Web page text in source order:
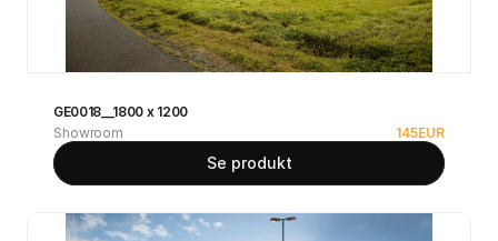
GE0018__1800 x 1200
Showroom
145EUR
Se produkt